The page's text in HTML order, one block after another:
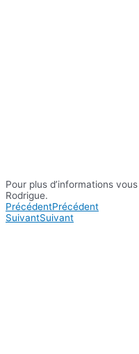
Pour plus d’informations
Rodrigue.
PrécédentPrécédent
SuivantSuivant